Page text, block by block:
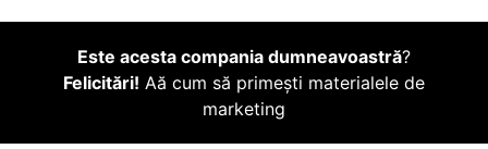
Este acesta compania dumneavoastră?
Felicitări! Aă cum să primești materialele de
marketing